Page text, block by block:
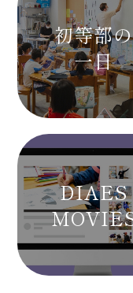
初等部の
一日
DIAES